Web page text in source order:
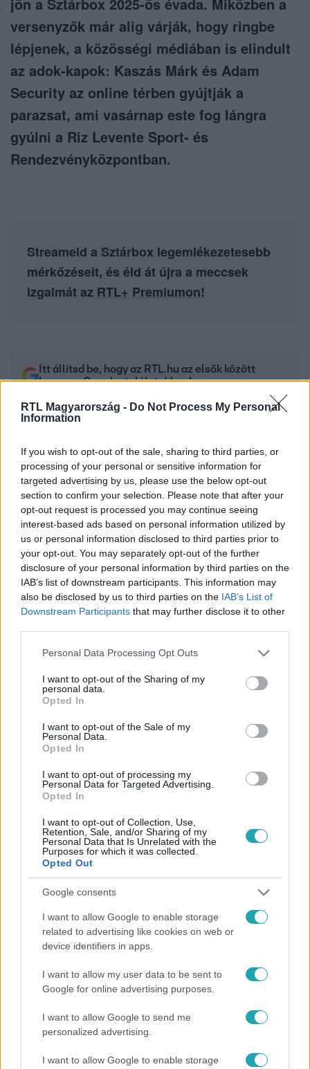
RTL Magyarország - Do Not Process My Personal
Information
If you wish to opt-out of the sale, sharing to third parties, or
processing of your personal or sensitive information for
targeted advertising by us, please use the below opt-out
section to confirm your selection. Please note that after your
opt-out request is processed you may continue seeing
interest-based ads based on personal information utilized by
us or personal information disclosed to third parties prior to
your opt-out. You may separately opt-out of the further
disclosure of your personal information by third parties on the
IAB’s list of downstream participants. This information may
also be disclosed by us to third parties on the IAB’s List of
Downstream Participants that may further disclose it to other
Please note that this website/app uses one or more Google
not limited to your visit or usage behaviour. You may click to
grant or deny consent to Google and its third-party tags to
use your data for below specified purposes in below Google
consent section.
Personal Data Processing Opt Outs
I want to opt-out of the Sharing of my
personal data.
Opted In
I want to opt-out of the Sale of my
Personal Data.
Opted In
I want to opt-out of processing my
Personal Data for Targeted Advertising.
Opted In
I want to opt-out of Collection, Use,
Retention, Sale, and/or Sharing of my
Personal Data that Is Unrelated with the
Purposes for which it was collected.
Opted Out
Google consents
I want to allow Google to enable storage
related to advertising like cookies on web or
device identifiers in apps.
I want to allow my user data to be sent to
Google for online advertising purposes.
I want to allow Google to send me
personalized advertising.
I want to allow Google to enable storage
versenyzők már alig várják, hogy ringbe
lépjenek, a közösségi médiában is elindult
az adok-kapok: Kaszás Márk és Adam
Security az online térben gyújtják a
parazsat, ami vasárnap este fog lángra
gyúlni a Riz Levente Sport- és
Rendezvényközpontban.
Streameld a Sztárbox legemlékezetesebb
mérkőzéseit, és éld át újra a meccsek
izgalmát az RTL+ Premiumon!
Itt állítsd be, hogy az RTL.hu az elsők között
legyen a Google-találatokban!
Kövess minket, és értesülj a friss hírekről a
Facebookon is!
Követem
RIZ LEVENTE SPORT- ÉS RENDEZVÉNYKÖZPONT
BÁRTFAI ÁDÁM # ÁDÁM SECURITY
Népszerű